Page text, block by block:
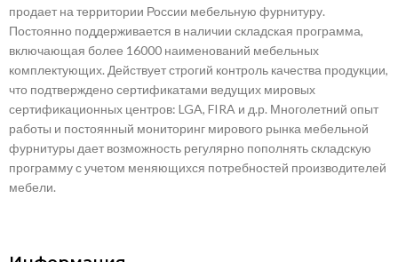
продает на территории России мебельную фурнитуру.
Постоянно поддерживается в наличии складская программа,
включающая более 16000 наименований мебельных
комплектующих. Действует строгий контроль качества продукции,
что подтверждено сертификатами ведущих мировых
сертификационных центров: LGA, FIRA и д.р. Многолетний опыт
работы и постоянный мониторинг мирового рынка мебельной
фурнитуры дает возможность регулярно пополнять складскую
программу с учетом меняющихся потребностей производителей
мебели.